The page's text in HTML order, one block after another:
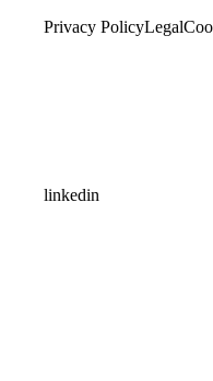
Privacy PolicyLegal
linkedin